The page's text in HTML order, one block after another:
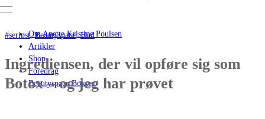
Om Anette Kristine Poulsen
Artikler
Shop
Foredrag
Beautyspace Boksen
#seriøst,Beautyspace,Hud
Ingrediensen, der vil opføre sig som
Botox – og jeg har prøvet